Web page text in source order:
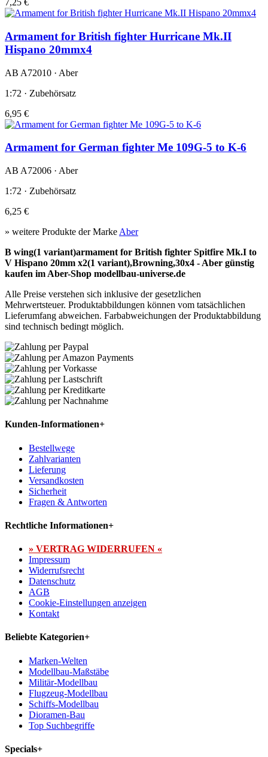
7,25 €
Armament for British fighter Hurricane Mk.II
Hispano 20mmx4
AB A72010 · Aber
1:72 · Zubehörsatz
6,95 €
Armament for German fighter Me 109G-5 to K-6
AB A72006 · Aber
1:72 · Zubehörsatz
6,25 €
» weitere Produkte der Marke Aber
B wing(1 variant)armament for British fighter Spitfire Mk.I to
V Hispano 20mm x2(1 variant),Browning,30x4 - Aber günstig
kaufen im Aber-Shop modellbau-universe.de
Alle Preise verstehen sich inklusive der gesetzlichen
Mehrwertsteuer. Produktabbildungen können vom tatsächlichen
Lieferumfang abweichen. Farbabweichungen der Produktabbildung
sind technisch bedingt möglich.
Kunden-Informationen+
Bestellwege
Zahlvarianten
Lieferung
Versandkosten
Sicherheit
Fragen & Antworten
Rechtliche Informationen+
» VERTRAG WIDERRUFEN «
Impressum
Widerrufsrecht
Datenschutz
AGB
Cookie-Einstellungen anzeigen
Kontakt
Beliebte Kategorien+
Marken-Welten
Modellbau-Maßstäbe
Militär-Modellbau
Flugzeug-Modellbau
Schiffs-Modellbau
Dioramen-Bau
Top Suchbegriffe
Specials+